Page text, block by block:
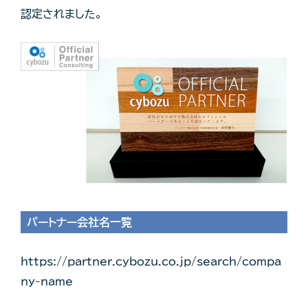
認定されました。
パートナー会社名一覧
https://partner.cybozu.co.jp/search/compa
ny-name